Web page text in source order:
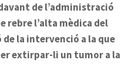
de l’administració
rebre l’alta mèdica del
de la intervenció a la que
extirpar-li un tumor a la